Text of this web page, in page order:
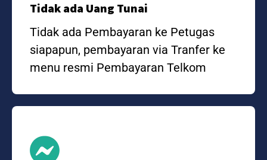
Tidak ada Uang Tunai
Tidak ada Pembayaran ke Petugas
siapapun, pembayaran via Tranfer ke
menu resmi Pembayaran Telkom